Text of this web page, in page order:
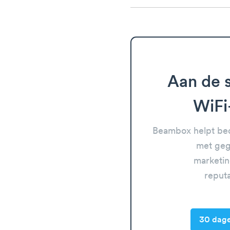
Aan de
Beambox helpt
met
30